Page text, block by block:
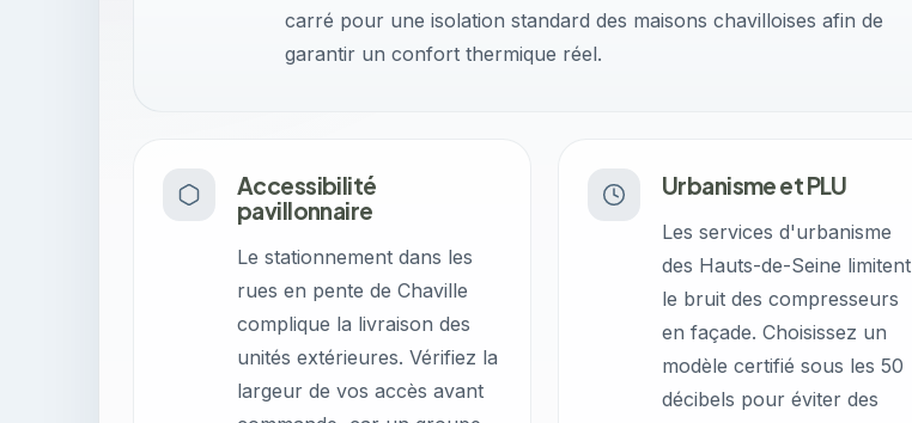
carré pour une isolation standard des maisons chavilloises afin de
garantir un confort thermique réel.
Accessibilité
pavillonnaire
Le stationnement dans les
rues en pente de Chaville
complique la livraison des
unités extérieures. Vérifiez la
largeur de vos accès avant
Urbanisme et PLU
Les services d'urbanisme
des Hauts-de-Seine limitent
le bruit des compresseurs
en façade. Choisissez un
modèle certifié sous les 50
décibels pour éviter des